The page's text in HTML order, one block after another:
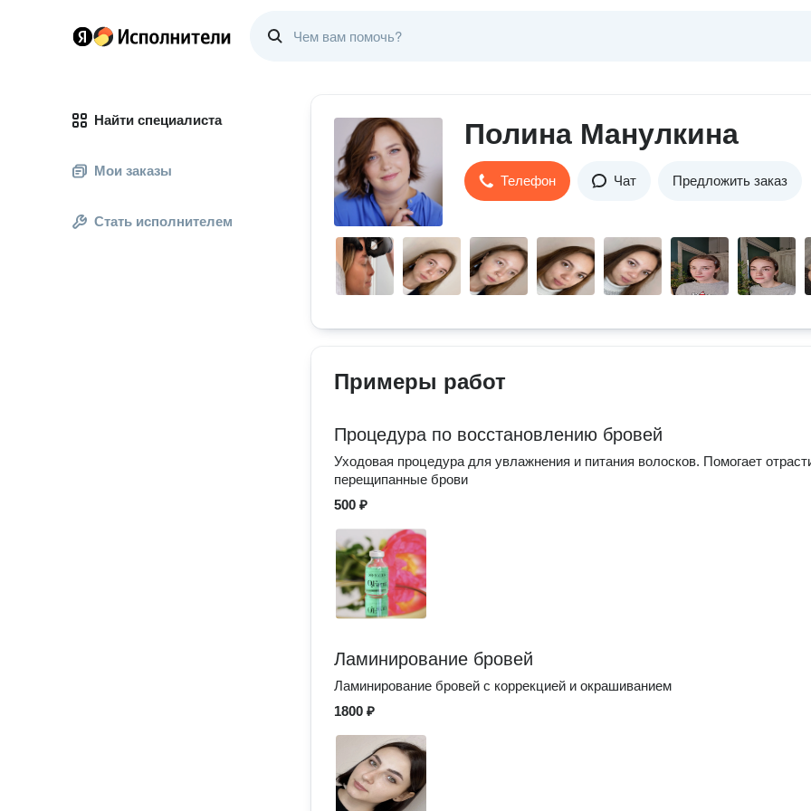
Найти специалиста
Мои заказы
Стать исполнителем
Полина Манулкина
Телефон Чат Предложить заказ
Примеры работ
Процедура по восстановлению бровей
Уходовая процедура для увлажнения и питания волосков. Помогает
перещипанные брови
500 ₽
Ламинирование бровей
Ламинирование бровей с коррекцией и окрашиванием
1800 ₽